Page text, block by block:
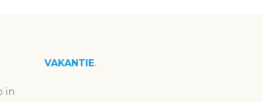
in
VAKANTIE